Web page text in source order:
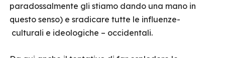
paradossalmente gli stiamo dando una mano in
questo senso) e sradicare tutte le influenze-
culturali e ideologiche – occidentali.